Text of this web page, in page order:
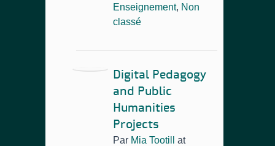
Enseignement, Non
classé
Digital Pedagogy
and Public
Humanities
Projects
Par Mia Tootill
at